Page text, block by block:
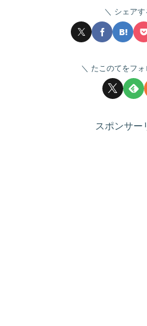
シェアす
たこのてをフ
スポンサー